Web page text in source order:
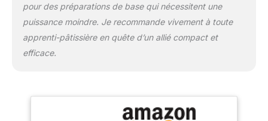
pour des préparations de base qui nécessitent une
puissance moindre. Je recommande vivement à toute
apprenti-pâtissière en quête d’un allié compact et
efficace.